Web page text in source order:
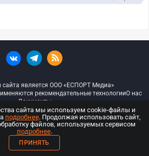
сайта является ООО «ЕСПОРТ Медиа»
рекомендательные технологииО нас
Документы
— Все права защищены
18+
о регистрации средств массовой
сайта мы используем cookie-файлы и
подробнее. Продолжая использовать сайт,
файлов, используемых сервисом
подробнее.
ПРИНЯТЬ